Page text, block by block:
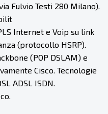
Fulvio Testi 280 Milano).
Internet e Voip su link
(protocollo HSRP).
(POP DSLAM) e
Cisco. Tecnologie
ADSL ISDN.